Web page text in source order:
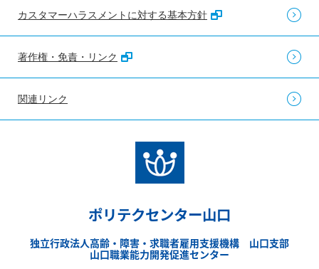
カスタマーハラスメントに対する基本方針
著作権・免責・リンク
関連リンク
ポリテクセンター山口
独立行政法人高齢・障害・求職者雇用支援機構 山口支部
山口職業能力開発促進センター